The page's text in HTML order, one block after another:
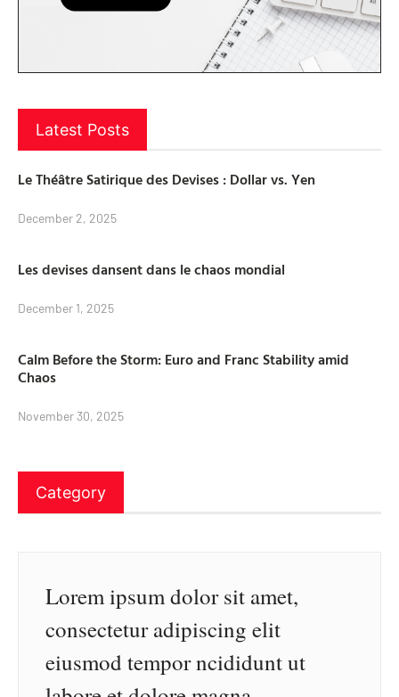
Latest Posts
Le Théâtre Satirique des Devises : Dollar vs. Yen
December 2, 2025
Les devises dansent dans le chaos mondial
December 1, 2025
Calm Before the Storm: Euro and Franc Stability amid
Chaos
November 30, 2025
Category
Lorem ipsum dolor sit amet,
consectetur adipiscing elit
eiusmod tempor ncididunt ut